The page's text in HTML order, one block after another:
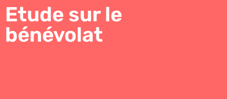
Etude sur le
bénévolat